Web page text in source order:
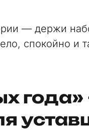
— держи
спокойно и